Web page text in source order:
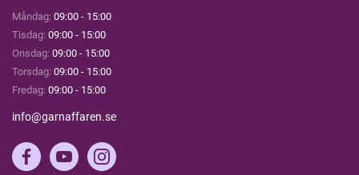
Måndag: 09:00 - 15:00
Tisdag: 09:00 - 15:00
Onsdag: 09:00 - 15:00
Torsdag: 09:00 - 15:00
Fredag: 09:00 - 15:00
info@garnaffaren.se